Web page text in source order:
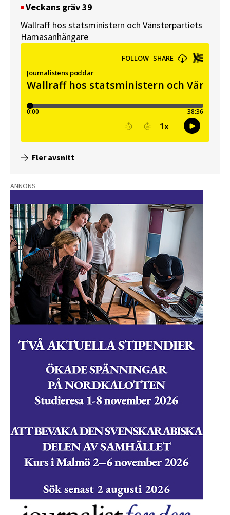
Veckans gräv 39
Wallraff hos statsministern och Vänsterpartiets
Hamasanhängare
Fler avsnitt
ANNONS